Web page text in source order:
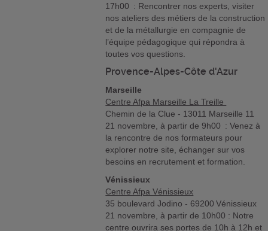
17h00 : Rencontrer nos experts, visiter
nos ateliers des métiers de la construction
et de la métallurgie en compagnie de
l’équipe pédagogique qui répondra à
toutes vos questions.
Provence-Alpes-Côte d'Azur
Marseille
Centre Afpa Marseille La Treille
Chemin de la Clue - 13011 Marseille 11
21 novembre, à partir de 9h00 : Venez à
la rencontre de nos formateurs pour
explorer notre site, échanger sur vos
besoins en recrutement et formation.
Vénissieux
Centre Afpa Vénissieux
35 boulevard Jodino - 69200 Vénissieux
21 novembre, à partir de 10h00 : Notre
centre ouvrira ses portes de 10h à 12h et